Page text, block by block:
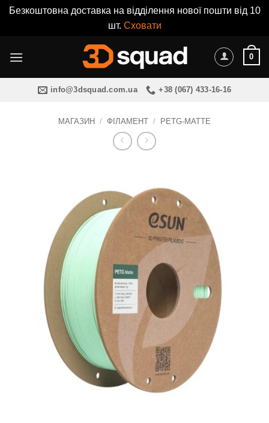
Безкоштовна доставка на відділення нової пошти від 10
шт. Сховати
0
info@3dsquad.com.ua +38 (067) 433-16-16
МАГАЗИН / ФІЛАМЕНТ / PETG-MATTE